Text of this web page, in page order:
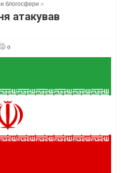
блогосфери »
атакував
0